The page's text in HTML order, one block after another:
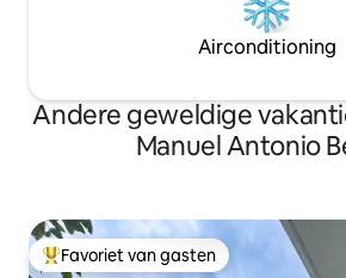
Airconditioning
Andere geweldige
Manuel Antonio
Topfavoriet van gasten
Favoriet van gasten